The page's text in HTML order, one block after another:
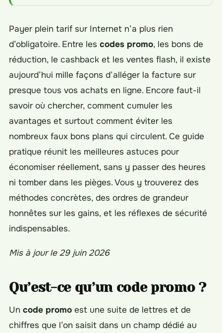
Payer plein tarif sur Internet n’a plus rien
d’obligatoire. Entre les codes promo, les bons de
réduction, le cashback et les ventes flash, il existe
aujourd’hui mille façons d’alléger la facture sur
presque tous vos achats en ligne. Encore faut-il
savoir où chercher, comment cumuler les
avantages et surtout comment éviter les
nombreux faux bons plans qui circulent. Ce guide
pratique réunit les meilleures astuces pour
économiser réellement, sans y passer des heures
ni tomber dans les pièges. Vous y trouverez des
méthodes concrètes, des ordres de grandeur
honnêtes sur les gains, et les réflexes de sécurité
indispensables.
Mis à jour le 29 juin 2026
Qu’est-ce qu’un code promo ?
Un code promo est une suite de lettres et de
chiffres que l’on saisit dans un champ dédié au